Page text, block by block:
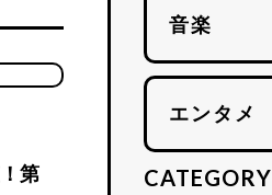
第
音楽
エンタメ
CATEGORY